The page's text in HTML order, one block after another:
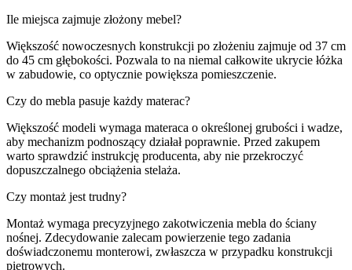
Ile miejsca zajmuje złożony mebel?
Większość nowoczesnych konstrukcji po złożeniu zajmuje od 37 cm
do 45 cm głębokości. Pozwala to na niemal całkowite ukrycie łóżka
w zabudowie, co optycznie powiększa pomieszczenie.
Czy do mebla pasuje każdy materac?
Większość modeli wymaga materaca o określonej grubości i wadze,
aby mechanizm podnoszący działał poprawnie. Przed zakupem
warto sprawdzić instrukcję producenta, aby nie przekroczyć
dopuszczalnego obciążenia stelaża.
Czy montaż jest trudny?
Montaż wymaga precyzyjnego zakotwiczenia mebla do ściany
nośnej. Zdecydowanie zalecam powierzenie tego zadania
doświadczonemu monterowi, zwłaszcza w przypadku konstrukcji
piętrowych.